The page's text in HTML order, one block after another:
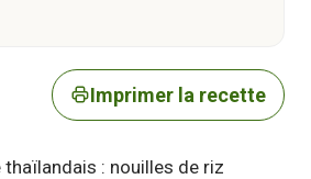
Imprimer la recette
: nouilles de riz